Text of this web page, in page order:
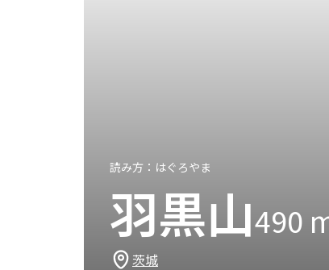
読み方： はぐろやま
羽黒山490
茨城